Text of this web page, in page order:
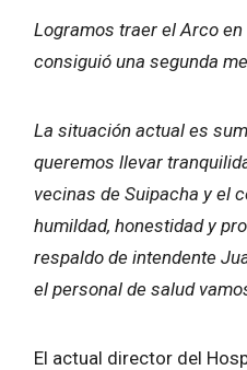
Logramos traer el Arco
consiguió una segunda
La situación actual es
queremos llevar
vecinas de Suipacha y el
humildad, honestidad y
respaldo de intendente
el personal de salud
El actual director del